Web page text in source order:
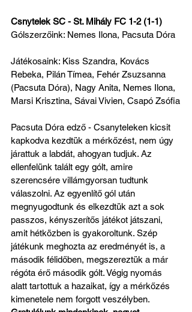
Csnytelek SC - St. Mihály FC 1-2 (1-1)
Gólszerzőink: Nemes Ilona, Pacsuta Dóra
Játékosaink: Kiss Szandra, Kovács
Rebeka, Pilán Tímea, Fehér Zsuzsanna
(Pacsuta Dóra), Nagy Anita, Nemes Ilona,
Marsi Krisztina, Sávai Vivien, Csapó Zsófia
Pacsuta Dóra edző - Csanyteleken kicsit
kapkodva kezdtük a mérkőzést, nem úgy
járattuk a labdát, ahogyan tudjuk. Az
ellenfelünk talált egy gólt, amire
szerencsére villámgyorsan tudtunk
válaszolni. Az egyenlítő gól után
megnyugodtunk és elkezdtük azt a sok
passzos, kényszerítős játékot játszani,
amit hétközben is gyakoroltunk. Szép
játékunk meghozta az eredményét is, a
második félidőben, megszereztük a már
régóta érő második gólt. Végig nyomás
alatt tartottuk a hazaikat, így a mérkőzés
kimenetele nem forgott veszélyben.